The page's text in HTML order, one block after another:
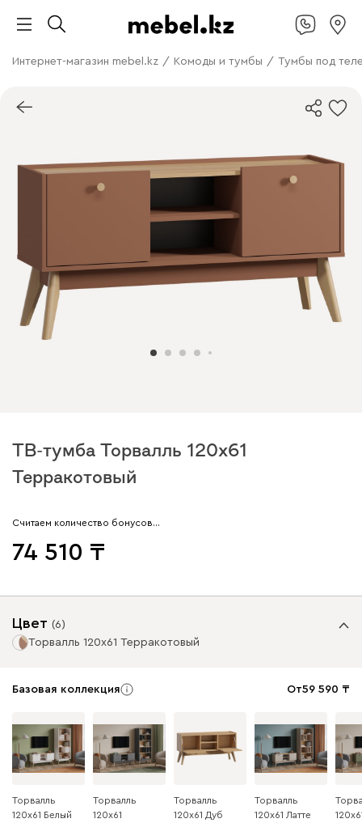
Интернет-магазин mebel.kz / Комоды и тумбы / Тумбы под
ТВ-тумба Торвалль 120x61
Терракотовый
Считаем количество бонусов…
74 510
Цвет (6)
Торвалль 120x61 Терракотовый
Базовая коллекция От59 590
Торвалль
120x61 Белый
Торвалль
120x61
Торвалль
120x61 Дуб
Торвалль
120x61 Латте